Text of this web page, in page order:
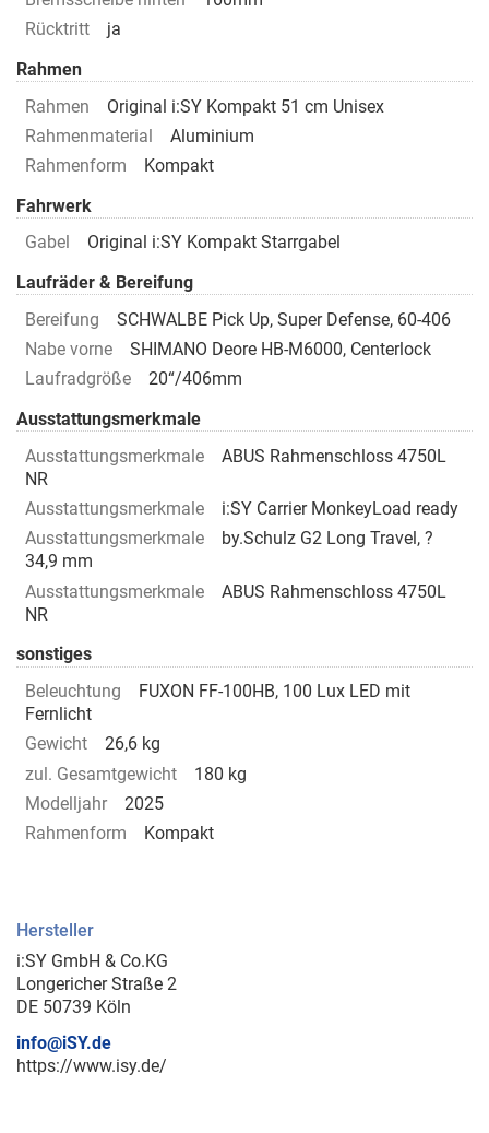
Rücktritt
ja
Rahmen
Rahmen
Original i:SY Kompakt 51 cm Unisex
Rahmenmaterial
Aluminium
Rahmenform
Kompakt
Fahrwerk
Gabel
Original i:SY Kompakt Starrgabel
Laufräder & Bereifung
Bereifung
SCHWALBE Pick Up, Super Defense, 60-406
Nabe vorne
SHIMANO Deore HB-M6000, Centerlock
Laufradgröße
20“/406mm
Ausstattungsmerkmale
Ausstattungsmerkmale
ABUS Rahmenschloss 4750L
NR
Ausstattungsmerkmale
i:SY Carrier MonkeyLoad ready
Ausstattungsmerkmale
by.Schulz G2 Long Travel, ?
34,9 mm
Ausstattungsmerkmale
ABUS Rahmenschloss 4750L
NR
sonstiges
Beleuchtung
FUXON FF-100HB, 100 Lux LED mit
Fernlicht
Gewicht
26,6 kg
zul. Gesamtgewicht
180 kg
Modelljahr
2025
Rahmenform
Kompakt
Hersteller
i:SY GmbH & Co.KG
Longericher Straße 2
DE 50739 Köln
info@iSY.de
https://www.isy.de/